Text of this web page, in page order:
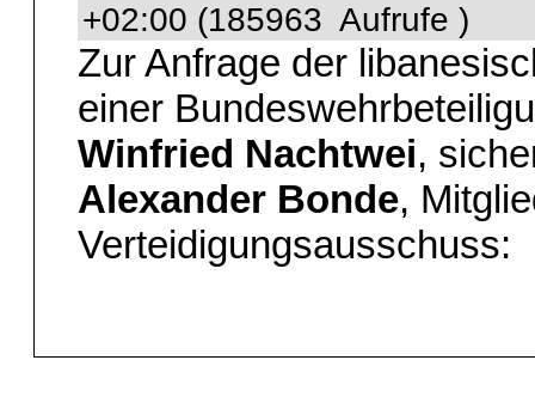
+02:00 (185963 Aufrufe )
Zur Anfrage der
einer
Winfried Nachtwei,
Alexander Bonde,
Verteidigungsausschuss: